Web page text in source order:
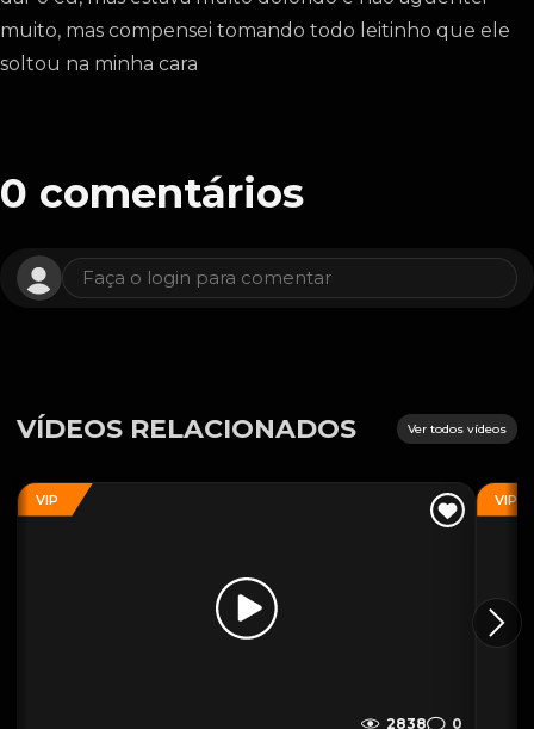
muito, mas compensei tomando todo leitinho que ele
soltou na minha cara
0 comentários
Faça o login para comentar
VÍDEOS RELACIONADOS Ver todos vídeos
VIP
2838 0
VIP